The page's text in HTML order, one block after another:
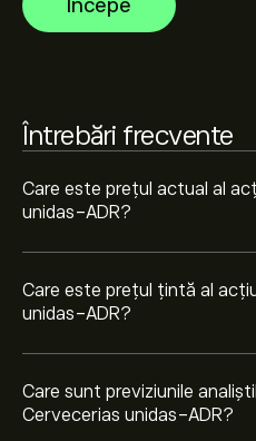
Începe
Întrebări frecvente
Care este prețul actual al
unidas-ADR?
Care este prețul țintă al
unidas-ADR?
Care sunt previziunile
Cervecerias unidas-ADR?
recente previziuni pentru